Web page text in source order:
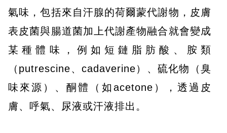
氣味，包括來自汗腺的荷爾蒙代謝物，皮膚
表皮菌與腸道菌加上代謝產物融合就會變成
某種體味，例如短鏈脂肪酸、胺類
（putrescine、cadaverine）、硫化物（臭
味來源）、酮體（如acetone），透過皮
膚、呼氣、尿液或汗液排出。